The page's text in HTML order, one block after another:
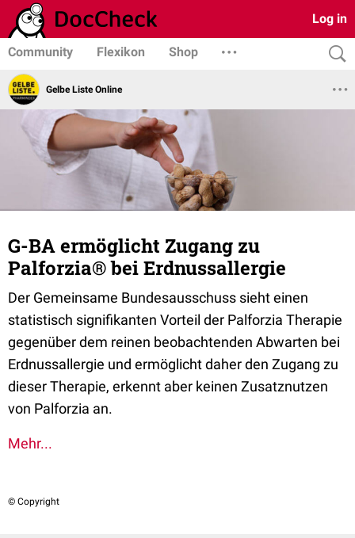
Log in
Community Flexikon Shop
Gelbe Liste Online
G-BA ermöglicht Zugang zu
Palforzia® bei Erdnussallergie
Der Gemeinsame Bundesausschuss sieht einen
statistisch signifikanten Vorteil der Palforzia Therapie
gegenüber dem reinen beobachtenden Abwarten bei
Erdnussallergie und ermöglicht daher den Zugang zu
dieser Therapie, erkennt aber keinen Zusatznutzen
von Palforzia an.
Mehr...
© Copyright